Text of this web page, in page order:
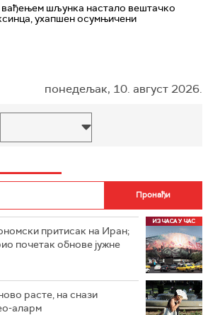
шљунка настало вештачко
ухапшен осумњичени
понедељак, 10. август 2026.
притисак на Иран;
почетак обнове јужне
расте, на снази
аларм